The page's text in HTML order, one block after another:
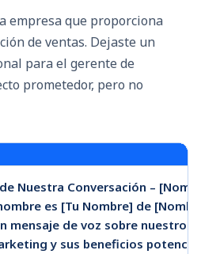
empresa que proporciona
de ventas. Dejaste un
para el gerente de
prometedor, pero no
Nuestra Conversación –
es [Tu Nombre] de
mensaje de voz sobre nuestro
y sus beneficios